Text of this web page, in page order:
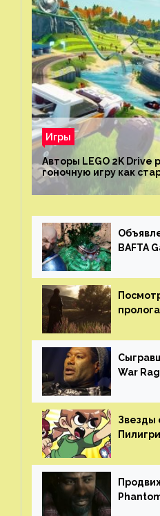
Игры
Авторы LEGO 2K Drive
гоночную игру как
BAFTA
War
Звезды
аниме